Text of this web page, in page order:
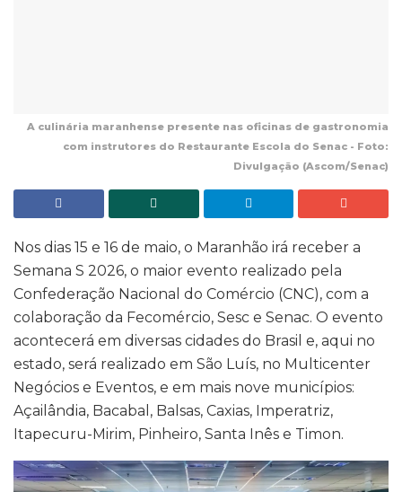
A culinária maranhense presente nas oficinas de gastronomia
com instrutores do Restaurante Escola do Senac - Foto:
Divulgação (Ascom/Senac)
Nos dias 15 e 16 de maio, o Maranhão irá receber a
Semana S 2026, o maior evento realizado pela
Confederação Nacional do Comércio (CNC), com a
colaboração da Fecomércio, Sesc e Senac. O evento
acontecerá em diversas cidades do Brasil e, aqui no
estado, será realizado em São Luís, no Multicenter
Negócios e Eventos, e em mais nove municípios:
Açailândia, Bacabal, Balsas, Caxias, Imperatriz,
Itapecuru-Mirim, Pinheiro, Santa Inês e Timon.